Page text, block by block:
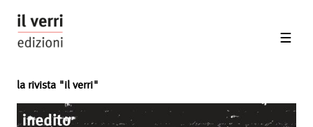
la rivista "il verri"